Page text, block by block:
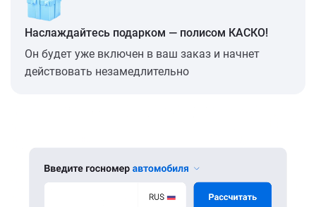
Наслаждайтесь подарком — полисом КАСКО!
Он будет уже включен в ваш заказ и начнет
действовать незамедлительно